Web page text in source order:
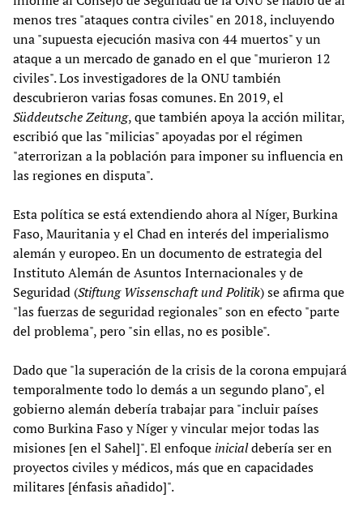
menos tres "ataques contra civiles" en 2018, incluyendo
una "supuesta ejecución masiva con 44 muertos" y un
ataque a un mercado de ganado en el que "murieron 12
civiles". Los investigadores de la ONU también
descubrieron varias fosas comunes. En 2019, el
Süddeutsche Zeitung, que también apoya la acción militar,
escribió que las "milicias" apoyadas por el régimen
"aterrorizan a la población para imponer su influencia en
las regiones en disputa".
Esta política se está extendiendo ahora al Níger, Burkina
Faso, Mauritania y el Chad en interés del imperialismo
alemán y europeo. En un documento de estrategia del
Instituto Alemán de Asuntos Internacionales y de
Seguridad (Stiftung Wissenschaft und Politik) se afirma que
"las fuerzas de seguridad regionales" son en efecto "parte
del problema", pero "sin ellas, no es posible".
Dado que "la superación de la crisis de la corona empujará
temporalmente todo lo demás a un segundo plano", el
gobierno alemán debería trabajar para "incluir países
como Burkina Faso y Níger y vincular mejor todas las
misiones [en el Sahel]". El enfoque inicialdebería ser en
proyectos civiles y médicos, más que en capacidades
militares [énfasis añadido]".